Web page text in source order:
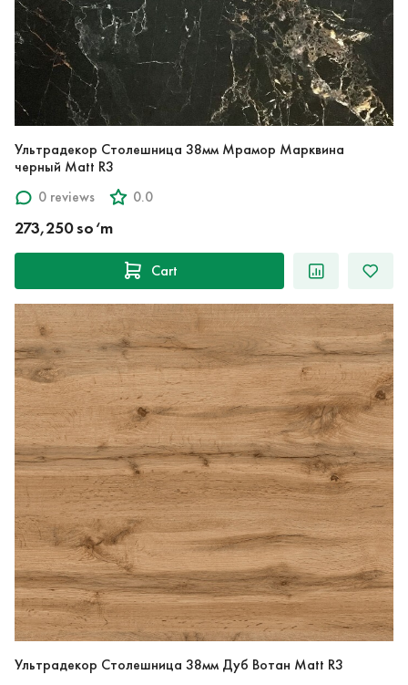
Ультрадекор Столешница 38мм Мрамор Марквина
черный Matt R3
0 reviews
0.0
273,250 so‘m
Cart
Ультрадекор Столешница 38мм Дуб Вотан Matt R3